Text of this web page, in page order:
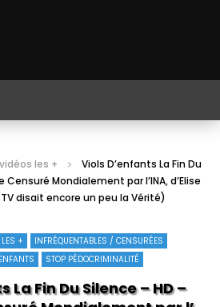
les +
Viols D’enfants La Fin Du
Censuré Mondialement par l’INA, d’Elise
disait encore un peu la Vérité)
+
INFRÉQUENTABLES / CENSURÉES
STOP PÉDOCRIMINALITÉ
La Fin Du Silence – HD –